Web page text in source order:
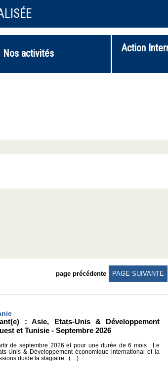
Nos activités
Action
page précédente PAGE SUIVANTE
: Asie, Etats-Unis & Développement
et Tunisie - Septembre 2026
de septembre 2026 et pour une durée de 6 mois : Le
Unis & Développement économique international et la
du/de la stagiaire : (…)